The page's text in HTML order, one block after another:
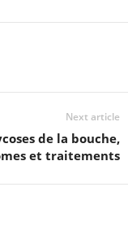
Next article
de la bouche,
et traitements